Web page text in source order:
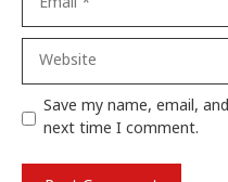
Website
Save my name, email,
next time I comment.